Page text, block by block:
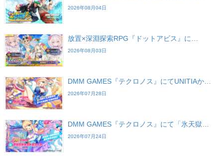
2026年08月04日
放置×深淵探索RPG『ドットアビス』に…
2026年08月03日
DMM GAMES『テクロノス』にてUNITIAか…
2026年07月28日
DMM GAMES『テクロノス』にて「氷天獄…
2026年07月24日